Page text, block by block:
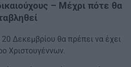
– Μέχρι πότε θα
Δεκεμβρίου θα πρέπει να έχει
Χριστουγέννων.